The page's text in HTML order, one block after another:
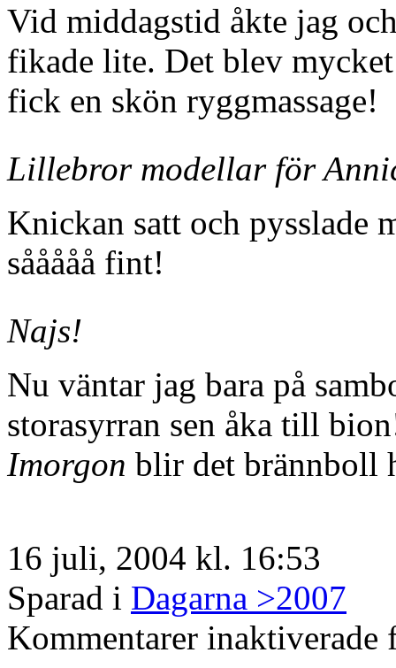
Vid middagstid åkte jag
fikade lite. Det blev
fick en skön ryggmassage!
Lillebror modellar för
Knickan satt och pysslade
sååååå fint!
Najs!
Nu väntar jag bara på
storasyrran sen åka till
Imorgon blir det brännboll
16 juli, 2004 kl. 16:53
Sparad i Dagarna >2007
Kommentarer inaktiverade